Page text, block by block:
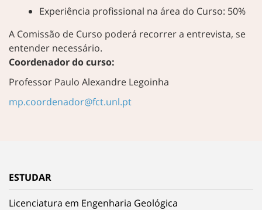
Experiência profissional na área do Curso: 50%
A Comissão de Curso poderá recorrer a entrevista, se
entender necessário.
Coordenador do curso:
Professor Paulo Alexandre Legoinha
mp.coordenador@fct.unl.pt
ESTUDAR
Licenciatura em Engenharia Geológica